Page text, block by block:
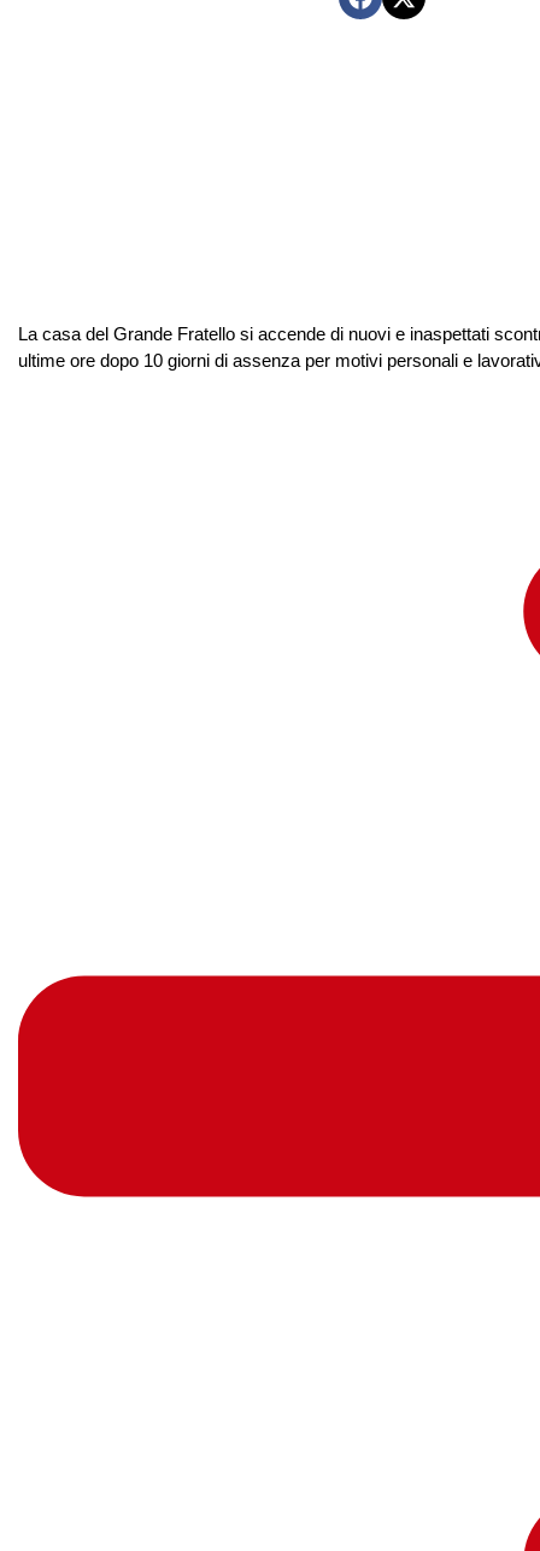
La casa del Grande Fratello si accende di nuovi e inaspettati
ultime ore dopo 10 giorni di assenza per motivi personali e